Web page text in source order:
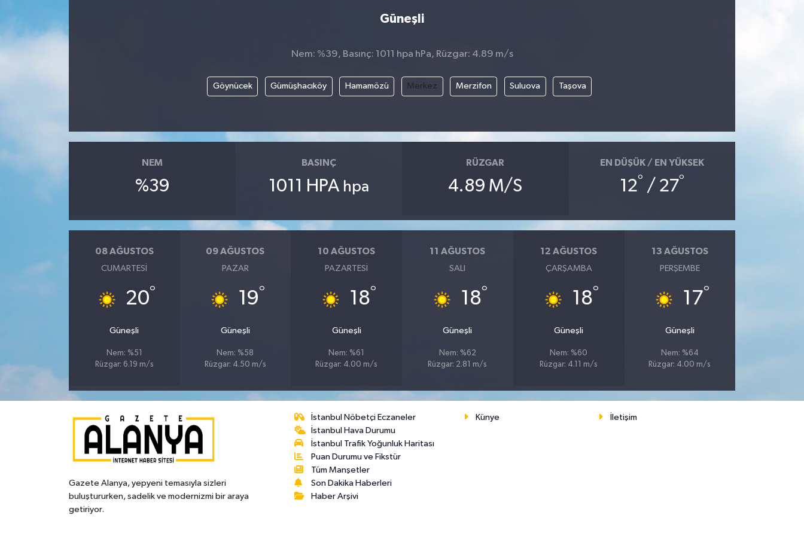
Güneşli
Nem: %39, Basınç: 1011 hpa hPa, Rüzgar: 4.89 m/s
Göynücek Gümüşhacıköy Hamamözü Merkez Merzifon Suluova Taşova
NEM
%39
BASINÇ
1011 HPA hpa
RÜZGAR
4.89 M/S
EN DÜŞÜK / EN YÜKSEK
12° / 27°
08 AĞUSTOS
CUMARTESI
20°
Güneşli
Nem: %51
Rüzgar: 6.19 m/s
09 AĞUSTOS
PAZAR
19°
Güneşli
Nem: %58
Rüzgar: 4.50 m/s
10 AĞUSTOS
PAZARTESI
18°
Güneşli
Nem: %61
Rüzgar: 4.00 m/s
11 AĞUSTOS
SALI
18°
Güneşli
Nem: %62
Rüzgar: 2.81 m/s
12 AĞUSTOS
ÇARŞAMBA
18°
Güneşli
Nem: %60
Rüzgar: 4.11 m/s
13 AĞUSTOS
PERŞEMBE
17°
Güneşli
Nem: %64
Rüzgar: 4.00 m/s
Gazete Alanya, yepyeni temasıyla sizleri
buluştururken, sadelik ve modernizmi bir araya
getiriyor.
İstanbul Nöbetçi Eczaneler
İstanbul Hava Durumu
İstanbul Trafik Yoğunluk Haritası
Puan Durumu ve Fikstür
Tüm Manşetler
Son Dakika Haberleri
Haber Arşivi
Künye İletişim